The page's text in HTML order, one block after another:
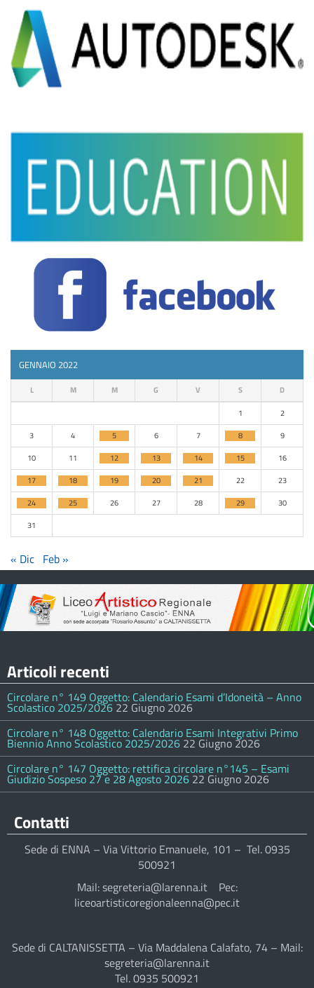
GENNAIO 2022
L M M G V S D
1
2
3
4 5 6 7 8
9
10
11 12 13 14 15
16
17
18 19 20 21 22
23
24
25 26 27 28 29
30
31
« Dic Feb »
Articoli recenti
Circolare n° 149 Oggetto: Calendario Esami d’Idoneità – Anno
Scolastico 2025/2026 22 Giugno 2026
Circolare n° 148 Oggetto: Calendario Esami Integrativi Primo
Biennio Anno Scolastico 2025/2026 22 Giugno 2026
Circolare n° 147 Oggetto: rettifica circolare n°145 – Esami
Giudizio Sospeso 27 e 28 Agosto 2026 22 Giugno 2026
Contatti
Sede di ENNA – Via Vittorio Emanuele, 101 – Tel. 0935
500921
Mail: segreteria@larenna.it Pec:
liceoartisticoregionaleenna@pec.it
Sede di CALTANISSETTA – Via Maddalena Calafato, 74 – Mail:
segreteria@larenna.it
Tel. 0935 500921